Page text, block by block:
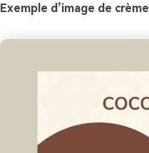
Exemple d’image de